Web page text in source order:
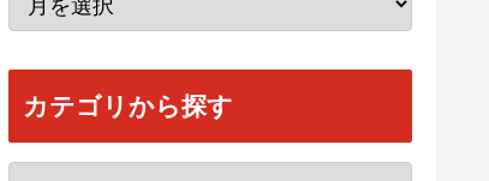
カテゴリから探す